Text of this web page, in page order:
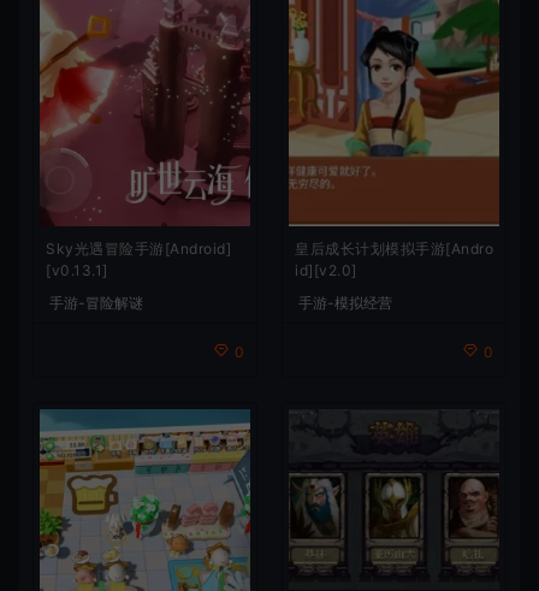
Sky光遇冒险手游[Android]
[v0.13.1]
手游-冒险解谜
0
皇后成长计划模拟手游[Andro
id][v2.0]
手游-模拟经营
0